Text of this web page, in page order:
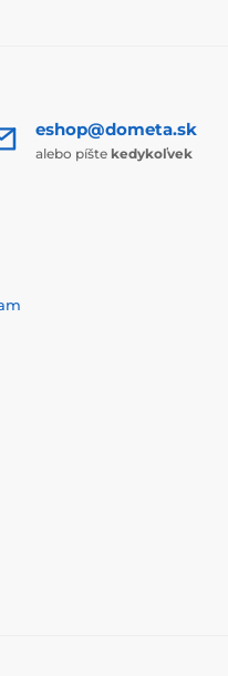
eshop@dometa.sk
alebo píšte kedykoľvek